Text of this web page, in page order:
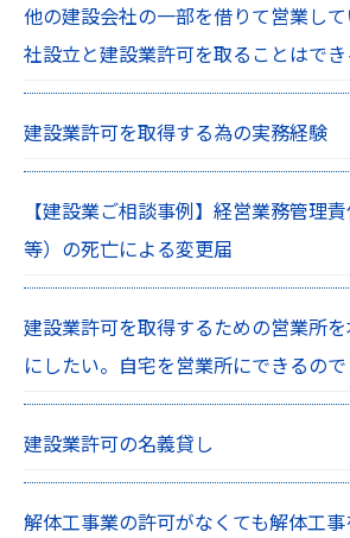
他の建設会社の一部を借りて営業し
社設立と建設業許可を取ることはでき
建設業許可を取得する為の実務経験
【建設業ご相談事例】経営業務管理
等）の死亡による変更届
建設業許可を取得するための営業所
にしたい。自宅を営業所にできるので
建設業許可の名義貸し
解体工事業の許可がなくても解体工